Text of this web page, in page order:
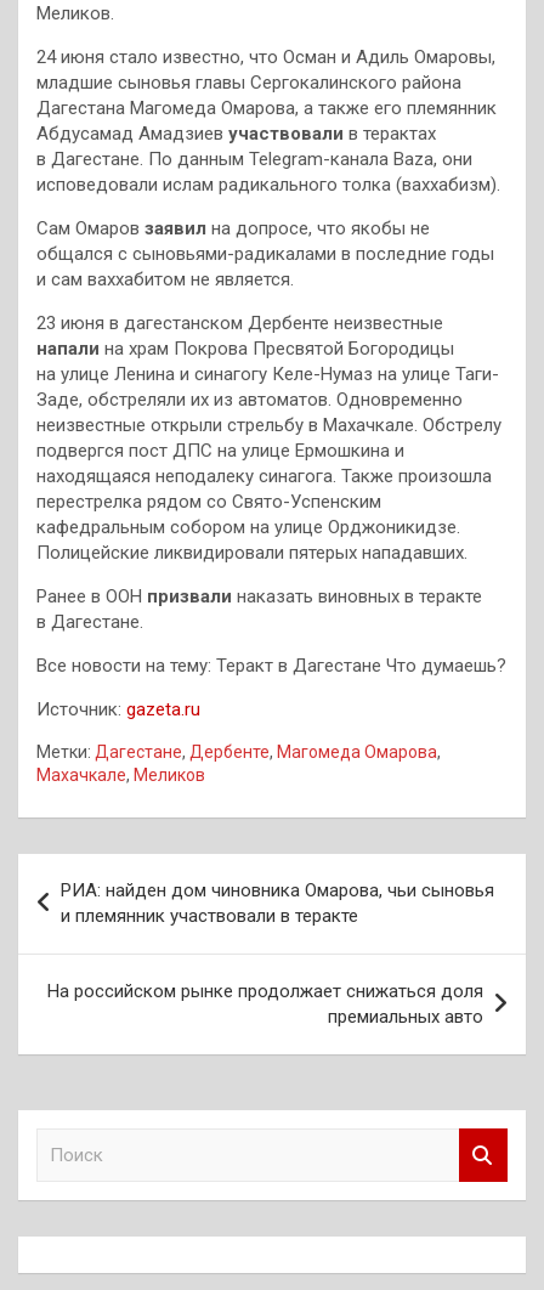
Меликов.
24 июня стало известно, что Осман и Адиль Омаровы,
младшие сыновья главы Сергокалинского района
Дагестана Магомеда Омарова, а также его племянник
Абдусамад Амадзиев участвовали в терактах
в Дагестане. По данным Telegram-канала Baza, они
исповедовали ислам радикального толка (ваххабизм).
Сам Омаров заявил на допросе, что якобы не
общался с сыновьями-радикалами в последние годы
и сам ваххабитом не является.
23 июня в дагестанском Дербенте неизвестные
напали на храм Покрова Пресвятой Богородицы
на улице Ленина и синагогу Келе-Нумаз на улице Таги-
Заде, обстреляли их из автоматов. Одновременно
неизвестные открыли стрельбу в Махачкале. Обстрелу
подвергся пост ДПС на улице Ермошкина и
находящаяся неподалеку синагога. Также произошла
перестрелка рядом со Свято-Успенским
кафедральным собором на улице Орджоникидзе.
Полицейские ликвидировали пятерых нападавших.
Ранее в ООН призвали наказать виновных в теракте
в Дагестане.
Все новости на тему: Теракт в Дагестане Что думаешь?
Источник: gazeta.ru
Метки: Дагестане, Дербенте, Магомеда Омарова,
Махачкале, Меликов
по
записям
РИА: найден дом чиновника Омарова, чьи сыновья
и племянник участвовали в теракте
На российском рынке продолжает снижаться доля
премиальных авто
к